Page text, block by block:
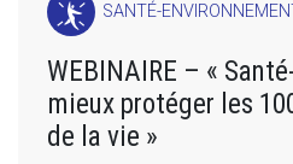
SANTÉ-
WEBINAIRE – «
mieux protéger les
de la vie »